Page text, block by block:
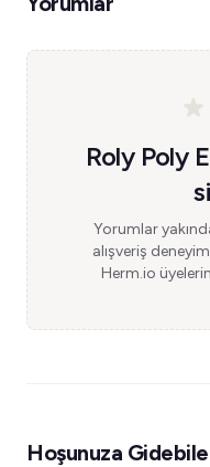
Roly Poly
Yorumlar
alışveriş
Herm.io
Hoşunuza